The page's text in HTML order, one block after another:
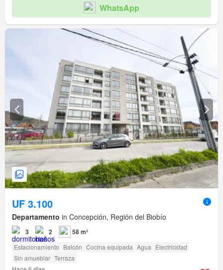
Acceso para personas con discapacidad
WhatsApp
UF 3.100
Departamento in Concepción, Región del Biobío
3 2 58 m²
Estacionamiento Balcón Cocina equipada Agua Electricidad
Sin amueblar Terraza